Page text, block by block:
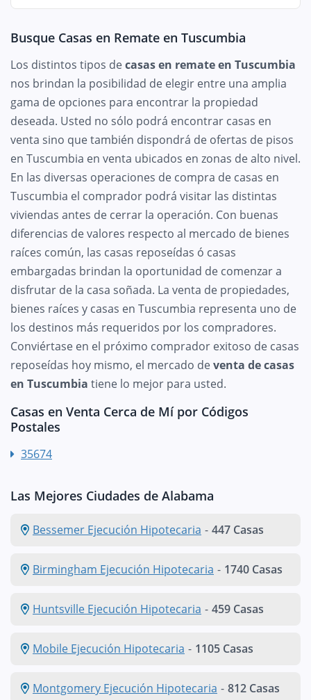
Busque Casas en Remate en Tuscumbia
Los distintos tipos decasas en remate en Tuscumbia
nos brindan la posibilidad de elegir entre una amplia
gama de opciones para encontrar la propiedad
deseada. Usted no sólo podrá encontrar casas en
venta sino que también dispondrá de ofertas de pisos
en Tuscumbia en venta ubicados en zonas de alto nivel.
En las diversas operaciones de compra de casas en
Tuscumbia el comprador podrá visitar las distintas
viviendas antes de cerrar la operación. Con buenas
diferencias de valores respecto al mercado de bienes
raíces común, las casas reposeídas ó casas
embargadas brindan la oportunidad de comenzar a
disfrutar de la casa soñada. La venta de propiedades,
bienes raíces y casas en Tuscumbia representa uno de
los destinos más requeridos por los compradores.
Conviértase en el próximo comprador exitoso de casas
reposeídas hoy mismo, el mercado deventa de casas
en Tuscumbia tiene lo mejor para usted.
Casas en Venta Cerca de Mí por Códigos
Postales
35674
Las Mejores Ciudades de Alabama
Bessemer Ejecución Hipotecaria - 447 Casas
Birmingham Ejecución Hipotecaria - 1740 Casas
Huntsville Ejecución Hipotecaria - 459 Casas
Mobile Ejecución Hipotecaria - 1105 Casas
Montgomery Ejecución Hipotecaria - 812 Casas